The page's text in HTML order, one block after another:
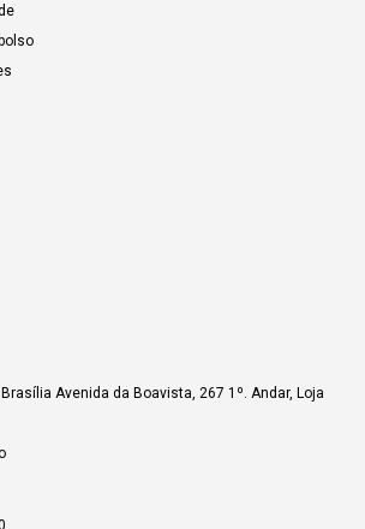
Avenida da Boavista, 267 1º. Andar, Loja